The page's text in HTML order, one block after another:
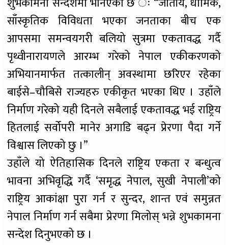
साँस्कृतिक विविधता भएका जनताका बीच एक
आपसमा समन्वयगरी बलियो सुत्रमा एकतावद्ध गर्दै
पृथ्वीनारायणले आरम्भ गरेको नेपाल एकीकरणको
अभियानमार्फत तत्कालीन् अवस्थामा छरिएर रहेका
बाईसे–चौबिसे राज्यहरु एकीकृत भएका थिए । उहाँले
निर्माण गरेको यही दिनले सबैलाई एकतावद्ध भई राष्ट्रिय
हितलाई सर्वोपरी मानेर अगाडि बढ्न प्रेरणा पैदा गर्ने
विश्वास लिएको छु ।”
उहाँले यो ऐतिहासिक दिनले राष्ट्रिय एकता र बन्धुत्व
भावना अभिवृद्धि गर्दै ‘समृद्ध नेपाल, सुखी नेपाली’को
राष्ट्रिय आकांक्षा पुरा गर्न र सुन्दर, शान्त एवं समुन्नत
नेपाल निर्माण गर्न सबैमा प्रेरणा मिलोस् भन्ने शुभकामना
सन्देश दिनुभएको छ ।